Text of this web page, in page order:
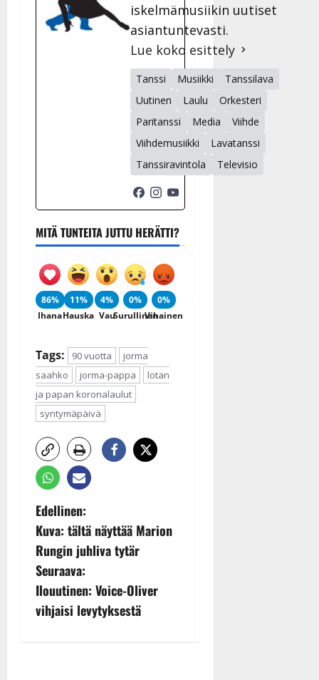
iskelmämusiikin uutiset
asiantuntevasti.
Lue koko esittely
Tanssi Musiikki
Tanssilava
Uutinen
Laulu
Orkesteri
Paritanssi
Media
Viihde
Viihdemusiikki
Lavatanssi
Tanssiravintola
Televisio
MITÄ TUNTEITA JUTTU HERÄTTI?
86%
Ihana
11%
Hauska
4%
Vau
0%
Surullinen
0%
Vihainen
Tags: 90 vuotta
jorma
saahko
jorma-pappa
lotan
ja papan koronalaulut
syntymäpäivä
P
o
s
t
Edellinen:
Kuva: tältä näyttää Marion
Rungin juhliva tytär
Seuraava:
Ilouutinen: Voice-Oliver
vihjaisi levytyksestä